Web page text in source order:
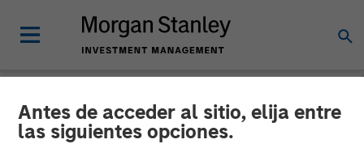
Antes de acceder al sitio, elija entre
las siguientes opciones.
NEWSROOM